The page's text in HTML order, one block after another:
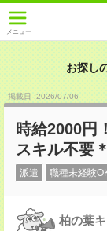
メニュー
お探し
掲載日 :2026/07/06
時給2000円
スキル不要
派遣 職種未経験
柏の葉